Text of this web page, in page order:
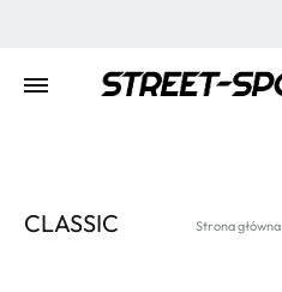
CLASSIC Strona główna